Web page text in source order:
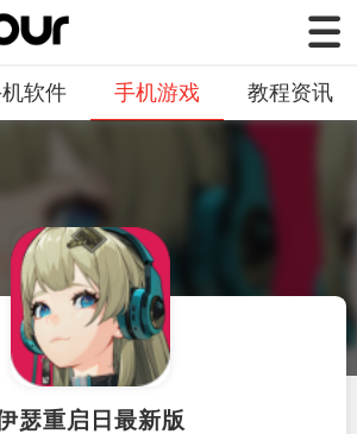
软件 手机游戏 教程资讯
瑟重启日最新版